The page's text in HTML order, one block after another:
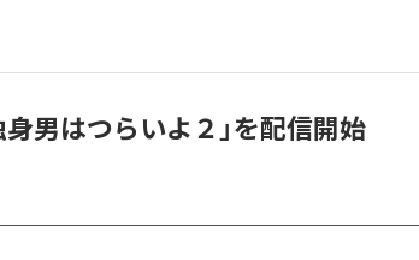
身男はつらいよ２」を配信開始